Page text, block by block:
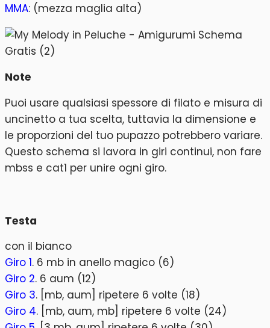
MMA: (mezza maglia alta)
Note
Puoi usare qualsiasi spessore di filato e misura di
uncinetto a tua scelta, tuttavia la dimensione e
le proporzioni del tuo pupazzo potrebbero variare.
Questo schema si lavora in giri continui, non fare
mbss e cat1 per unire ogni giro.
Testa
con il bianco
Giro 1. 6 mb in anello magico (6)
Giro 2. 6 aum (12)
Giro 3. [mb, aum] ripetere 6 volte (18)
Giro 4. [mb, aum, mb] ripetere 6 volte (24)